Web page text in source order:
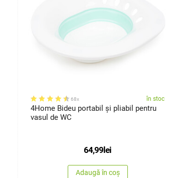
68x în stoc
4Home Bideu portabil și pliabil pentru
vasul de WC
64,99lei
Adaugă în coș